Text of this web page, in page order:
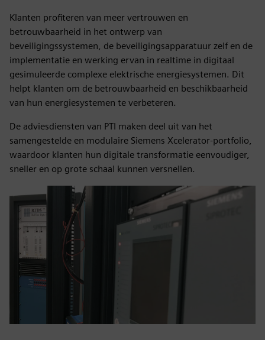
Klanten profiteren van meer vertrouwen en
betrouwbaarheid in het ontwerp van
beveiligingssystemen, de beveiligingsapparatuur zelf en de
implementatie en werking ervan in realtime in digitaal
gesimuleerde complexe elektrische energiesystemen. Dit
helpt klanten om de betrouwbaarheid en beschikbaarheid
van hun energiesystemen te verbeteren.
De adviesdiensten van PTI maken deel uit van het
samengestelde en modulaire Siemens Xcelerator-portfolio,
waardoor klanten hun digitale transformatie eenvoudiger,
sneller en op grote schaal kunnen versnellen.